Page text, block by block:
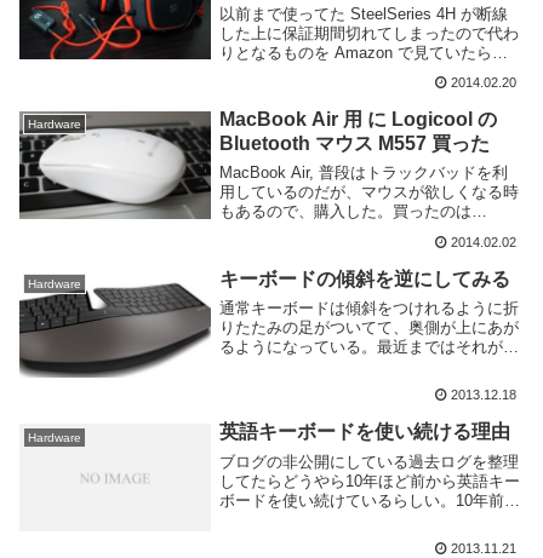
以前まで使ってた SteelSeries 4H が断線
した上に保証期間切れてしまったので代わ
りとなるものを Amazon で見ていたら手
したので購入してみた。それがこの
Logicool G230。50...
2014.02.20
Hardware
MacBook Air 用 に Logicool の
Bluetooth マウス M557 買った
MacBook Air, 普段はトラックバッドを利
用しているのだが、マウスが欲しくなる時
もあるので、購入した。買ったのは
めの Bluetooth マウスの中では安価且つシ
ンプルで良さそ...
2014.02.02
Hardware キーボードの傾斜を逆にしてみる
通常キーボードは傾斜をつけれるように折
りたたみの足がついてて、奥側が上にあが
るようになっている。最近まではそれが普
ど同僚が買ってきた Microsoft のエルゴノ
ミクスキーボードに手前側が上がるよう
に...
2013.12.18
Hardware 英語キーボードを使い続ける理由
ブログの非公開にしている過去ログを整理
してたらどうやら10年ほど前から英語キー
ボードを使い続けているらしい。10年前と
レバリー2号館に売ってた安いUS配列のキ
2013.11.21